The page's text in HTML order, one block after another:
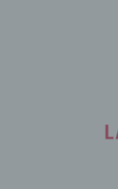
die Werbung
Systeme und
gewährleisten
im Falle eines
notwendigen
anonym
durch uns